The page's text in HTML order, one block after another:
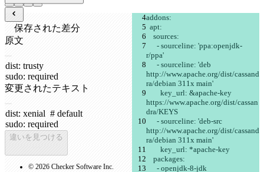
addons:
  apt:
    sources:
r/ppa'
http://www.apache.org/dist/cassand
ra/debian 311x main'
https://www.apache.org/dist/cassan
dra/KEYS
http://www.apache.org/dist/cassand
ra/debian 311x main'
        key_url: *apache-key
    packages:
      - openjdk-8-jdk
保存された差分
原文
ファイルを開く
変更されたテキスト
ファイルを開く
違いを見つける
© 2026 Checker Software Inc.